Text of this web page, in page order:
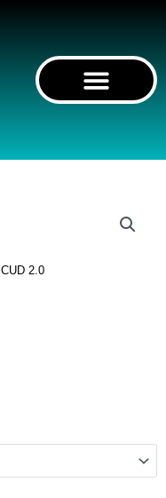
2.0